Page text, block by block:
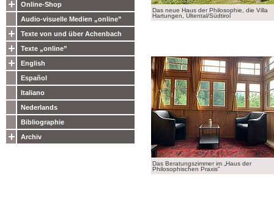
Online-Shop
Audio-visuelle Medien „online”
Texte von und über Achenbach
Texte „online”
English
Español
Italiano
Nederlands
Bibliographie
Archiv
Das neue Haus der Philosophie, die Villa
Hartungen, Ultental/Südtirol
Das Beratungszimmer im „Haus der
Philosophischen Praxis”